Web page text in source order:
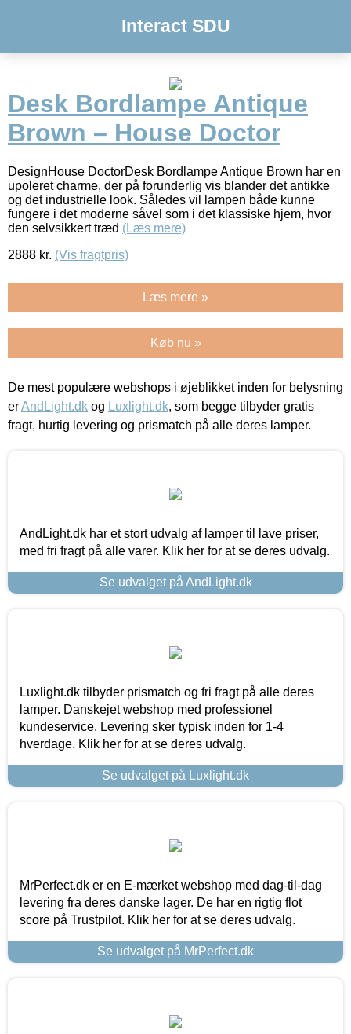
Interact SDU
Desk Bordlampe Antique
Brown – House Doctor
DesignHouse DoctorDesk Bordlampe Antique Brown har en
upoleret charme, der på forunderlig vis blander det antikke
og det industrielle look. Således vil lampen både kunne
fungere i det moderne såvel som i det klassiske hjem, hvor
den selvsikkert træd (Læs mere)
2888 kr. (Vis fragtpris)
Læs mere »
Køb nu »
De mest populære webshops i øjeblikket inden for belysning
erAndLight.dk og Luxlight.dk, som begge tilbyder gratis
fragt, hurtig levering og prismatch på alle deres lamper.
AndLight.dk har et stort udvalg af lamper til lave priser,
med fri fragt på alle varer. Klik her for at se deres udvalg.
Se udvalget på AndLight.dk
Luxlight.dk tilbyder prismatch og fri fragt på alle deres
lamper. Danskejet webshop med professionel
kundeservice. Levering sker typisk inden for 1-4
hverdage. Klik her for at se deres udvalg.
Se udvalget på Luxlight.dk
MrPerfect.dk er en E-mærket webshop med dag-til-dag
levering fra deres danske lager. De har en rigtig flot
score på Trustpilot. Klik her for at se deres udvalg.
Se udvalget på MrPerfect.dk